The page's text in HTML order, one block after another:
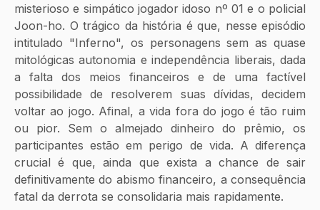
misterioso e simpático jogador idoso nº 01 e o policial
Joon-ho. O trágico da história é que, nesse episódio
intitulado "Inferno", os personagens sem as quase
mitológicas autonomia e independência liberais, dada
a falta dos meios financeiros e de uma factível
possibilidade de resolverem suas dívidas, decidem
voltar ao jogo. Afinal, a vida fora do jogo é tão ruim
ou pior. Sem o almejado dinheiro do prêmio, os
participantes estão em perigo de vida. A diferença
crucial é que, ainda que exista a chance de sair
definitivamente do abismo financeiro, a consequência
fatal da derrota se consolidaria mais rapidamente.